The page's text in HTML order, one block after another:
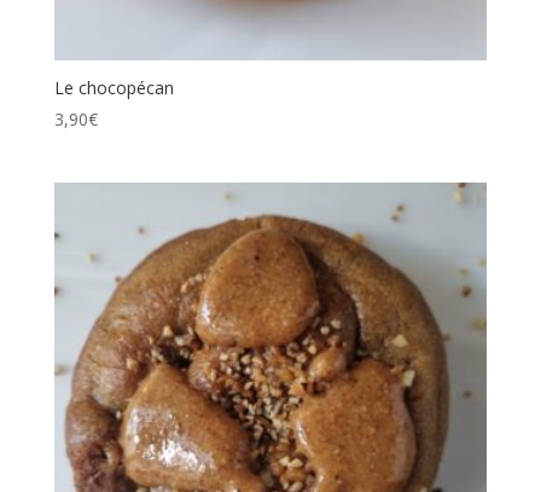
Le chocopécan
3,90€